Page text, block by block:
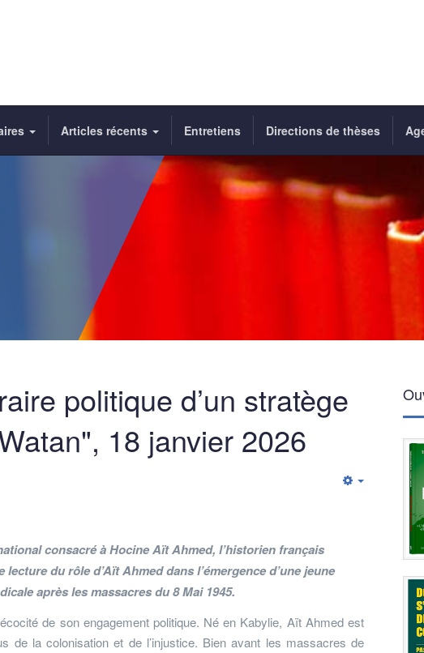
Articles récents Entretiens Directions de thèses
politique d’un stratège
18 janvier 2026
consacré à Hocine Aït Ahmed, l’historien français
du rôle d’Aït Ahmed dans l’émergence d’une jeune
après les massacres du 8 Mai 1945.
de son engagement politique. Né en Kabylie, Aït Ahmed est
de la colonisation et de l’injustice. Bien avant les massacres de